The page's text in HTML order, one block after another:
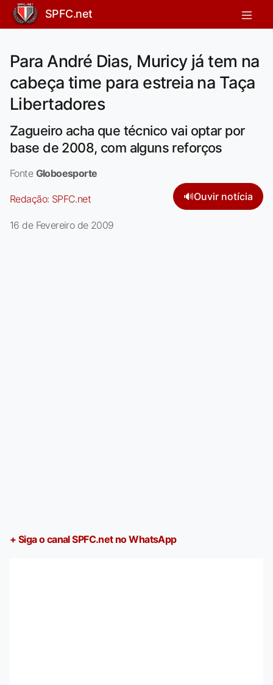
SPFC.net
Para André Dias, Muricy já tem na
cabeça time para estreia na Taça
Libertadores
Zagueiro acha que técnico vai optar por
base de 2008, com alguns reforços
Fonte Globoesporte
Redação: SPFC.net 🔊Ouvir notícia
16 de Fevereiro de 2009
+ Siga o canal SPFC.net no WhatsApp